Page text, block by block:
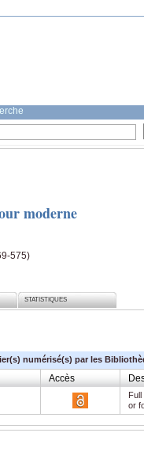
moderne
575)
STATISTIQUES
numérisé(s) par les
Accès
or